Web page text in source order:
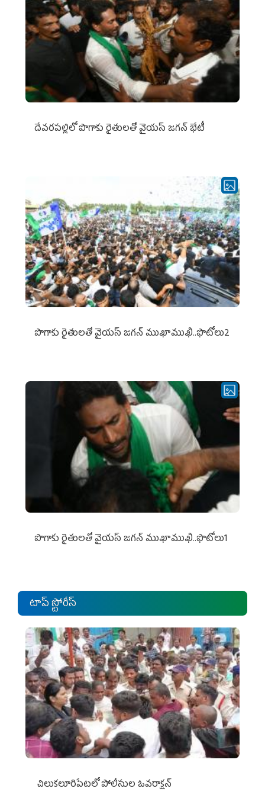
దేవరపల్లిలో పొగాకు రైతులతో వైయస్ జగన్ భేటీ
పొగాకు రైతుల‌తో వైయ‌స్ జ‌గ‌న్ ముఖాముఖి..ఫొటోలు2
పొగాకు రైతుల‌తో వైయ‌స్ జ‌గ‌న్ ముఖాముఖి..ఫొటోలు1
టాప్ స్టోరీస్
చిలుక‌లూరిపేట‌లో పోలీసుల ఓవ‌రాక్ష‌న్‌